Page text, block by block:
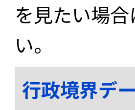
を見たい場
い。
行政境界デ